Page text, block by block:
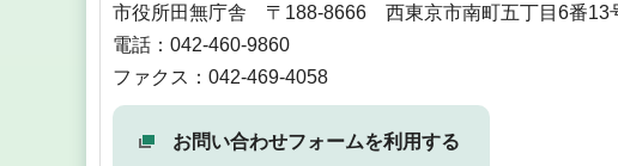
市役所田無庁舎 〒188-8666 西東京市南町五丁目6番
電話：042-460-9860
ファクス：042-469-4058
お問い合わせフォームを利用する